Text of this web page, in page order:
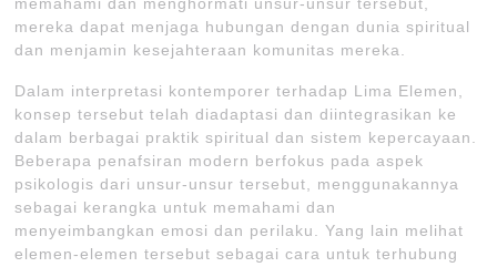
memahami dan menghormati unsur-unsur tersebut,
mereka dapat menjaga hubungan dengan dunia spiritual
dan menjamin kesejahteraan komunitas mereka.
Dalam interpretasi kontemporer terhadap Lima Elemen,
konsep tersebut telah diadaptasi dan diintegrasikan ke
dalam berbagai praktik spiritual dan sistem kepercayaan.
Beberapa penafsiran modern berfokus pada aspek
psikologis dari unsur-unsur tersebut, menggunakannya
sebagai kerangka untuk memahami dan
menyeimbangkan emosi dan perilaku. Yang lain melihat
elemen-elemen tersebut sebagai cara untuk terhubung